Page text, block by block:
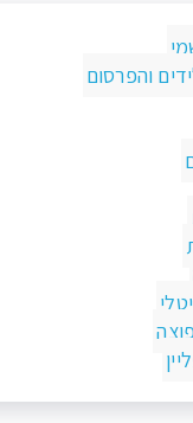
והפרסום